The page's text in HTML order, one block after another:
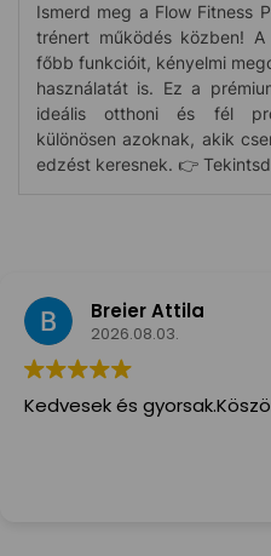
Ismerd meg a Flow Fitness
trénert működés közben!
főbb funkcióit, kényelmi
használatát is. Ez a
ideális otthoni és fél
különösen azoknak, akik
edzést keresnek. 👉
Breier Attila
2026.08.03.
Kedvesek és